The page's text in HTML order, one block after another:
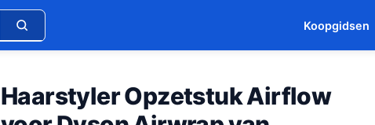
Koopgidsen
Haarstyler Opzetstuk Airflow